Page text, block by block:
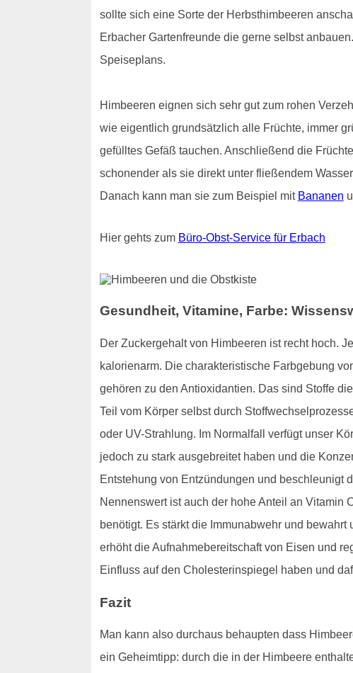
sollte sich eine Sorte der Herbsthimbeeren
Erbacher Gartenfreunde die gerne selbst
Speiseplans.
Himbeeren eignen sich sehr gut zum rohen
wie eigentlich grundsätzlich alle Früchte, immer
gefülltes Gefäß tauchen. Anschließend die
schonender als sie direkt unter fließendem
Danach kann man sie zum Beispiel mit Bananen
Hier gehts zum Büro-Obst-Service für Erbach
Gesundheit, Vitamine, Farbe:
Der Zuckergehalt von Himbeeren ist recht hoch.
kalorienarm. Die charakteristische Farbgebung
gehören zu den Antioxidantien. Das sind Stoffe
Teil vom Körper selbst durch
oder UV-Strahlung. Im Normalfall verfügt unser
jedoch zu stark ausgebreitet haben und die
Entstehung von Entzündungen und beschleunigt
Nennenswert ist auch der hohe Anteil an Vitamin
benötigt. Es stärkt die Immunabwehr und
erhöht die Aufnahmebereitschaft von Eisen und
Einfluss auf den Cholesterinspiegel haben und
Fazit
Man kann also durchaus behaupten dass
ein Geheimtipp: durch die in der Himbeere